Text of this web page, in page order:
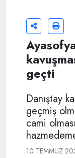
geçti
Danıştay
geçmiş
cami
10 TEMMUZ